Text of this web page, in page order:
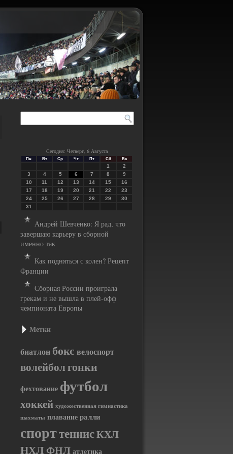
Сегодня: Четверг, 6 Августа
Пн Вт Ср Чт Пт Сб Вс
1
2
3
4 5 6 7 8
9
10
11 12 13 14 15
16
17
18 19 20 21 22
23
24
25 26 27 28 29
30
31
Андрей Шевченко: Я рад, что
завершаю карьеру в сборной
именно так
Как подняться с колен? Рецепт
Франции
Сборная России проиграла
грекам и не вышла в плей-офф
чемпионата Европы
Метки
биатлон бокс велоспорт
волейболгонки
фехтование футбол
хоккей художественная гимнастика
шахматы плавание ралли
спорттеннисКХЛ
НХЛ ФНЛатлетика